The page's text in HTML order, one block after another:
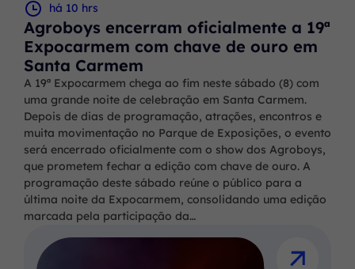
há 10 hrs
Agroboys encerram oficialmente a 19ª
Expocarmem com chave de ouro em
Santa Carmem
A 19ª Expocarmem chega ao fim neste sábado (8) com
uma grande noite de celebração em Santa Carmem.
Depois de dias de programação, atrações, encontros e
muita movimentação no Parque de Exposições, o evento
será encerrado oficialmente com o show dos Agroboys,
que prometem fechar a edição com chave de ouro. A
programação deste sábado reúne o público para a
última noite da Expocarmem, consolidando uma edição
marcada pela participação da…